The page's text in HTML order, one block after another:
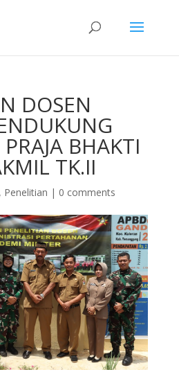
DOSEN
BHAKTI
TK.II
, Penelitian | 0 comments